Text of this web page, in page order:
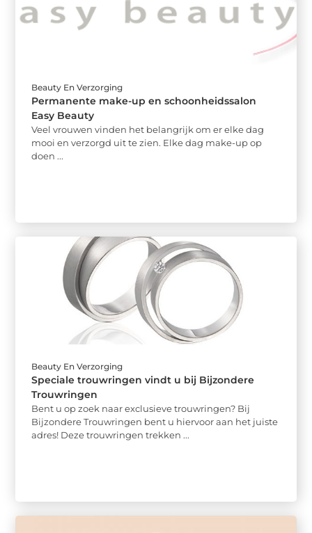
Beauty En Verzorging
Permanente make-up en schoonheidssalon
Easy Beauty
Veel vrouwen vinden het belangrijk om er elke dag
mooi en verzorgd uit te zien. Elke dag make-up op
doen ...
Beauty En Verzorging
Speciale trouwringen vindt u bij Bijzondere
Trouwringen
Bent u op zoek naar exclusieve trouwringen? Bij
Bijzondere Trouwringen bent u hiervoor aan het juiste
adres! Deze trouwringen trekken ...